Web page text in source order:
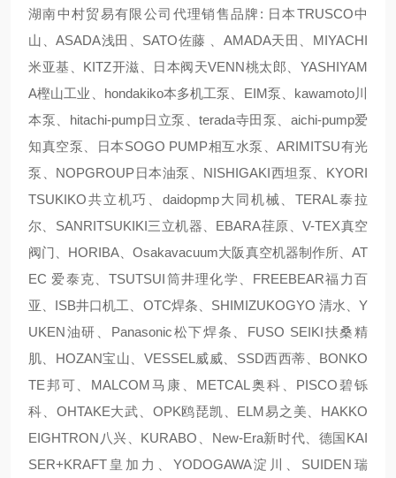
湖南中村贸易有限公司代理销售品牌: 日本TRUSCO中
山、ASADA浅田、SATO佐藤 、AMADA天田、MIYACHI
米亚基、KITZ开滋、日本阀天VENN桃太郎、YASHIYAM
A樫山工业、hondakiko本多机工泵、EIM泵、kawamoto川
本泵、hitachi-pump日立泵、terada寺田泵、aichi-pump爱
知真空泵、日本SOGO PUMP相互水泵、ARIMITSU有光
泵、NOPGROUP日本油泵、NISHIGAKI西坦泵、KYORI
TSUKIKO共立机巧、daidopmp大同机械、TERAL泰拉
尔、SANRITSUKIKI三立机器、EBARA荏原、V-TEX真空
阀门、HORIBA、Osakavacuum大阪真空机器制作所、AT
EC 爱泰克、TSUTSUI筒井理化学、FREEBEAR福力百
亚、ISB井口机工、OTC焊条、SHIMIZUKOGYO 清水、Y
UKEN油研、Panasonic松下焊条、FUSO SEIKI扶桑精
肌、HOZAN宝山、VESSEL威威、SSD西西蒂、BONKO
TE邦可、MALCOM马康、METCAL奥科、PISCO碧铄
科、OHTAKE大武、OPK鸥琵凯、ELM易之美、HAKKO
EIGHTRON八兴、KURABO、New-Era新时代、德国KAI
SER+KRAFT皇加力、YODOGAWA淀川、SUIDEN瑞